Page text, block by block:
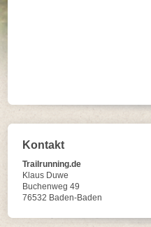
Kontakt
Trailrunning.de
Klaus Duwe
Buchenweg 49
76532 Baden-Baden